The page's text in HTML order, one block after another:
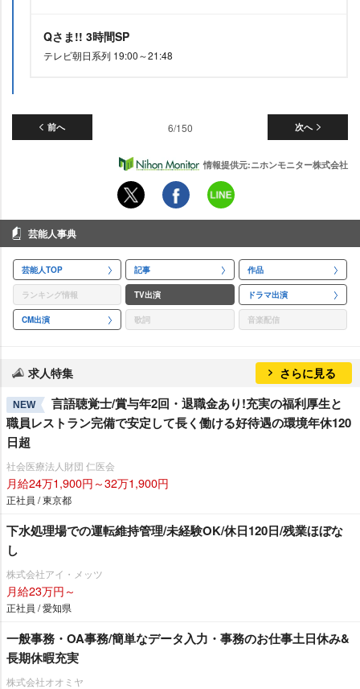
Qさま!! 3時間SP
テレビ朝日系列 19:00～21:48
前へ 次へ
6/150
情報提供元:ニホンモニター株式会社
芸能人事典
芸能人TOP 記事 作品
ランキング情報 TV出演 ドラマ出演
CM出演 歌詞 音楽配信
求人特集 さらに見る
NEW
言語聴覚士/賞与年2回・退職金あり!充実の福利厚生と
職員レストラン完備で安定して長く働ける好待遇の環境年休120
日超
社会医療法人財団 仁医会
月給24万1,900円～32万1,900円
正社員 / 東京都
下水処理場での運転維持管理/未経験OK/休日120日/残業ほぼな
し
株式会社アイ・メッツ
月給23万円～
正社員 / 愛知県
一般事務・OA事務/簡単なデータ入力・事務のお仕事土日休み&
長期休暇充実
株式会社オオミヤ